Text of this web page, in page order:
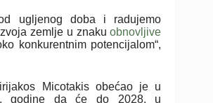
ugljenog doba i radujemo
zemlje u znakuobnovljive
konkurentnim potencijalom“,
Micotakis obećao je u
godine da će do 2028. u